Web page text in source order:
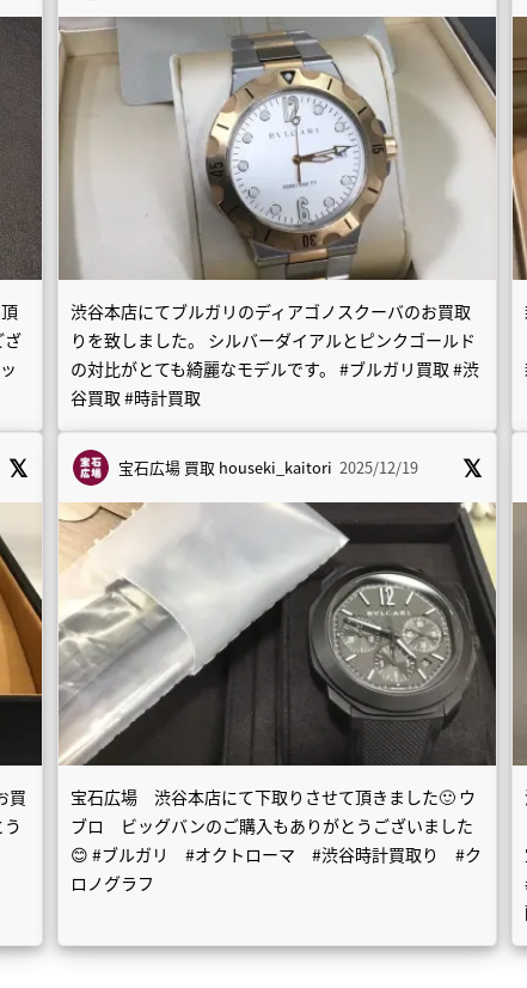
ざ
渋谷本店にてブルガリのディアゴノスクーバのお買取
りを致しました。 シルバーダイアルとピンクゴールド
の対比がとても綺麗なモデルです。 #ブルガリ買取 #渋
谷買取 #時計買取
買
宝石広場 買取 houseki_kaitori 2025/12/19
宝石広場 渋谷本店にて下取りさせて頂きました🙂 ウ
ブロ ビッグバンのご購入もありがとうございました
😊 #ブルガリ #オクトローマ #渋谷時計買取り #ク
ロノグラフ